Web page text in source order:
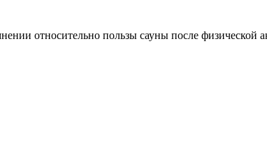
относительно пользы сауны после физической